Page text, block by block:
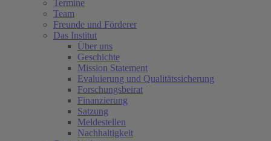
Termine
Team
Freunde und Förderer
Das Institut
Über uns
Geschichte
Mission Statement
Evaluierung und Qualitätssicherung
Forschungsbeirat
Finanzierung
Satzung
Meldestellen
Nachhaltigkeit